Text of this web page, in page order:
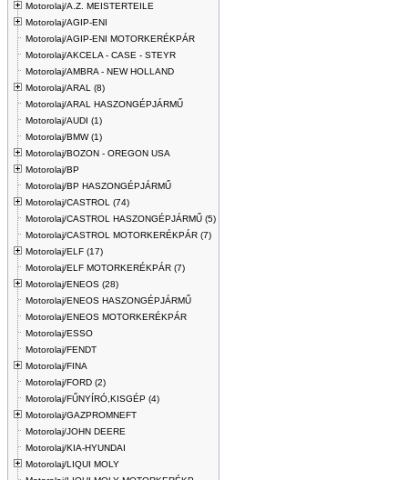
Motorolaj/A.Z. MEISTERTEILE
Motorolaj/AGIP-ENI
Motorolaj/AGIP-ENI MOTORKERÉKPÁR
Motorolaj/AKCELA - CASE - STEYR
Motorolaj/AMBRA - NEW HOLLAND
Motorolaj/ARAL (8)
Motorolaj/ARAL HASZONGÉPJÁRMŰ
Motorolaj/AUDI (1)
Motorolaj/BMW (1)
Motorolaj/BOZON - OREGON USA
Motorolaj/BP
Motorolaj/BP HASZONGÉPJÁRMŰ
Motorolaj/CASTROL (74)
Motorolaj/CASTROL HASZONGÉPJÁRMŰ (5)
Motorolaj/CASTROL MOTORKERÉKPÁR (7)
Motorolaj/ELF (17)
Motorolaj/ELF MOTORKERÉKPÁR (7)
Motorolaj/ENEOS (28)
Motorolaj/ENEOS HASZONGÉPJÁRMŰ
Motorolaj/ENEOS MOTORKERÉKPÁR
Motorolaj/ESSO
Motorolaj/FENDT
Motorolaj/FINA
Motorolaj/FORD (2)
Motorolaj/FŰNYÍRÓ,KISGÉP (4)
Motorolaj/GAZPROMNEFT
Motorolaj/JOHN DEERE
Motorolaj/KIA-HYUNDAI
Motorolaj/LIQUI MOLY